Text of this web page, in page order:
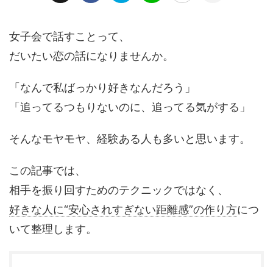
女子会で話すことって、
だいたい恋の話になりませんか。
「なんで私ばっかり好きなんだろう」
「追ってるつもりないのに、追ってる気がする」
そんなモヤモヤ、経験ある人も多いと思います。
この記事では、
相手を振り回すためのテクニックではなく、
好きな人に“安心されすぎない距離感”の作り方につ
いて整理します。